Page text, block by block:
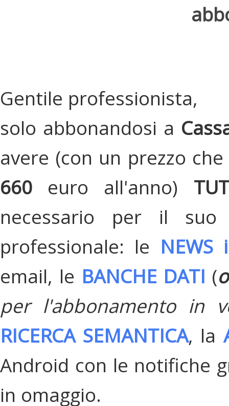
Gentile professionista,
solo abbonandosi a
avere (con un prezzo
660 euro all'anno)
necessario per il suo
professionale: le
email, le BANCHE DATI (
per l'abbonamento in
RICERCA SEMANTICA, la
Android con le notifiche
in omaggio.